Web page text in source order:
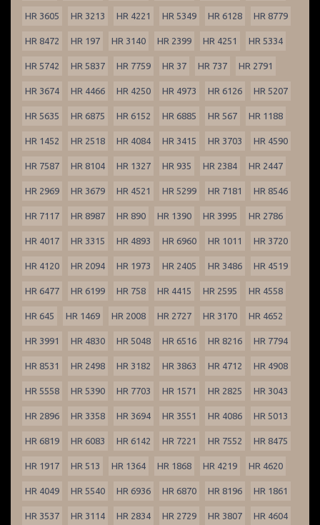
HR 3605 HR 3213 HR 4221 HR 5349 HR 6128 HR 8779
HR 8472 HR 197 HR 3140 HR 2399 HR 4251 HR 5334
HR 5742 HR 5837 HR 7759 HR 37 HR 737 HR 2791
HR 3674 HR 4466 HR 4250 HR 4973 HR 6126 HR 5207
HR 5635 HR 6875 HR 6152 HR 6885 HR 567 HR 1188
HR 1452 HR 2518 HR 4084 HR 3415 HR 3703 HR 4590
HR 7587 HR 8104 HR 1327 HR 935 HR 2384 HR 2447
HR 2969 HR 3679 HR 4521 HR 5299 HR 7181 HR 8546
HR 7117 HR 8987 HR 890 HR 1390 HR 3995 HR 2786
HR 4017 HR 3315 HR 4893 HR 6960 HR 1011 HR 3720
HR 4120 HR 2094 HR 1973 HR 2405 HR 3486 HR 4519
HR 6477 HR 6199 HR 758 HR 4415 HR 2595 HR 4558
HR 645 HR 1469 HR 2008 HR 2727 HR 3170 HR 4652
HR 3991 HR 4830 HR 5048 HR 6516 HR 8216 HR 7794
HR 8531 HR 2498 HR 3182 HR 3863 HR 4712 HR 4908
HR 5558 HR 5390 HR 7703 HR 1571 HR 2825 HR 3043
HR 2896 HR 3358 HR 3694 HR 3551 HR 4086 HR 5013
HR 6819 HR 6083 HR 6142 HR 7221 HR 7552 HR 8475
HR 1917 HR 513 HR 1364 HR 1868 HR 4219 HR 4620
HR 4049 HR 5540 HR 6936 HR 6870 HR 8196 HR 1861
HR 3537 HR 3114 HR 2834 HR 2729 HR 3807 HR 4604